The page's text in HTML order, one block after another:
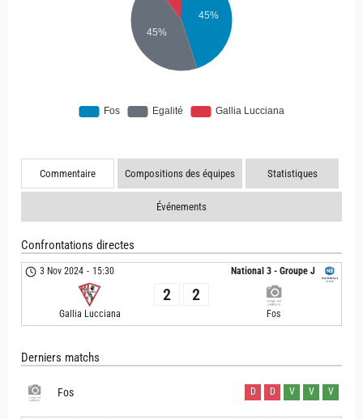
Commentaire Compositions des équipes Statistiques
Événements
Confrontations directes
National 3 - Groupe J
3 Nov 2024 - 15:30
Gallia Lucciana
2 2
Fos
Derniers matchs
Fos D D V V V